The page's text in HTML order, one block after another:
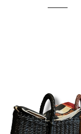
¥41,800